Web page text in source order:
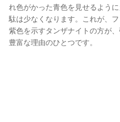
れ色がかった青色を見せるよう
駄は少なくなります。これが、
紫色を示すタンザナイトの方が
豊富な理由のひとつです。